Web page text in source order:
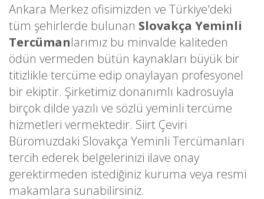
Ankara Merkez ofisimizden ve Türkiye'deki
tüm şehirlerde bulunan Slovakça Yeminli
Tercümanlarımız bu minvalde kaliteden
ödün vermeden bütün kaynakları büyük bir
titizlikle tercüme edip onaylayan profesyonel
bir ekiptir. Şirketimiz donanımlı kadrosuyla
birçok dilde yazılı ve sözlü yeminli tercüme
hizmetleri vermektedir. Siirt Çeviri
Büromuzdaki Slovakça Yeminli Tercümanları
tercih ederek belgelerinizi ilave onay
gerektirmeden istediğiniz kuruma veya resmi
makamlara sunabilirsiniz.